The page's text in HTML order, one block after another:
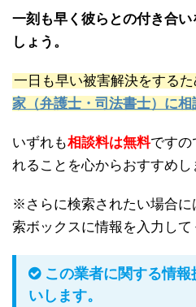
一刻も早く彼らとの付き合
しょう。
一日も早い被害解決をするた
家（弁護士・司法書士）に
いずれも相談料は無料ですの
れることを心からおすすめし
※さらに検索されたい場合
索ボックスに情報を入力して
この業者に関する情
いします。